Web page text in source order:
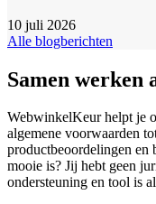
10 juli 2026
Alle blogberichten
Samen werken
WebwinkelKeur helpt je
algemene voorwaarden
productbeoordelingen
mooie is? Jij hebt geen
ondersteuning en tool is